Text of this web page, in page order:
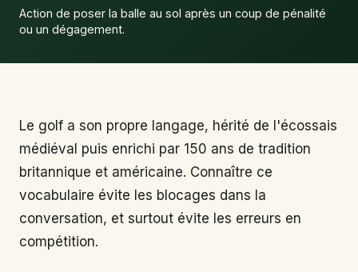
Action de poser la balle au sol après un coup de pénalité
ou un dégagement.
Le golf a son propre langage, hérité de l'écossais
médiéval puis enrichi par 150 ans de tradition
britannique et américaine. Connaître ce
vocabulaire évite les blocages dans la
conversation, et surtout évite les erreurs en
compétition.